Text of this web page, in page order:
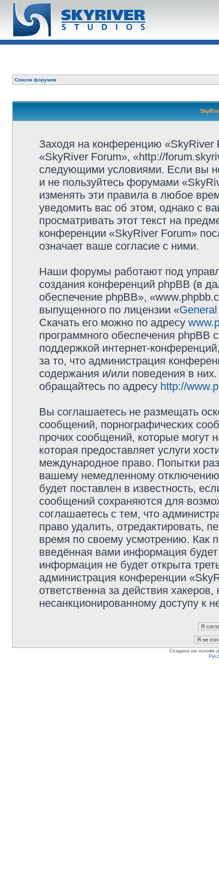
Список форумов
Заходя на конференцию
«SkyRiver Forum», «http://
следующими условиями. Если вы
и не пользуйтесь форумами
изменять эти правила в любое
уведомить вас об этом, однако с
просматривать этот текст на
конференции «SkyRiver Forum»
означает ваше согласие с ними.
Наши форумы работают под
создания конференций phpBB (в
обеспечение phpBB»,
выпущенного по лицензии «
Скачать его можно по адресу
программного обеспечения phpBB
поддержкой интернет-
за то, что администрация
содержания и/или поведения в
обращайтесь по адресу http://
Вы соглашаетесь не размещать
сообщений, порнографических
прочих сообщений, которые могут
которая предоставляет услуги
международное право. Попытки
вашему немедленному
будет поставлен в известность,
сообщений сохраняются для
соглашаетесь с тем, что
право удалить, отредактировать,
время по своему усмотрению. Как
введённая вами информация
информация не будет открыта
администрация конференции
ответственна за действия
несанкционированному доступу к
Создано на основе